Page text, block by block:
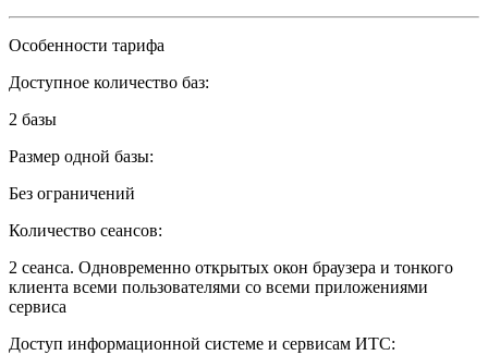
Особенности тарифа
Доступное количество баз:
2 базы
Размер одной базы:
Без ограничений
Количество сеансов:
2 сеанса. Одновременно открытых окон браузера и тонкого
клиента всеми пользователями со всеми приложениями
сервиса
Доступ информационной системе и сервисам ИТС: